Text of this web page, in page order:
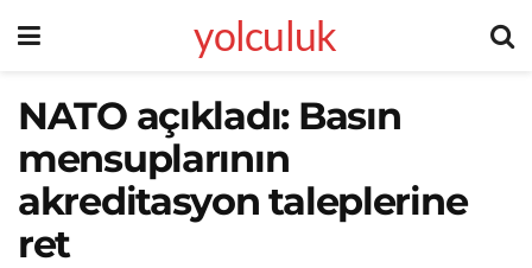
yolculuk
NATO açıkladı: Basın
mensuplarının
akreditasyon taleplerine
ret